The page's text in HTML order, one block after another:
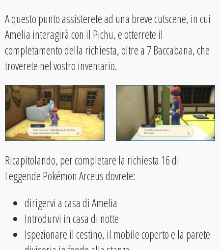
A questo punto assisterete ad una breve cutscene, in cui
Amelia interagirà con il Pichu, e otterrete il
completamento della richiesta, oltre a 7 Baccabana, che
troverete nel vostro inventario.
Ricapitolando, per completare la richiesta 16 di
Leggende Pokémon Arceus dovrete:
dirigervi a casa di Amelia
Introdurvi in casa di notte
Ispezionare il cestino, il mobile coperto e la parete